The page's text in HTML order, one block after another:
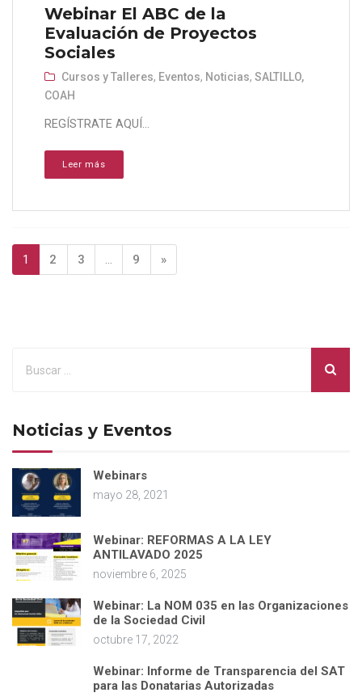
Webinar El ABC de la
Evaluación de Proyectos
Sociales
Cursos y Talleres, Eventos, Noticias, SALTILLO,
COAH
REGÍSTRATE AQUÍ...
Leer más
1 2 3 … 9 »
Noticias y Eventos
Webinars
mayo 28, 2021
Webinar: REFORMAS A LA LEY
ANTILAVADO 2025
noviembre 6, 2025
Webinar: La NOM 035 en las Organizaciones
de la Sociedad Civil
octubre 17, 2022
Webinar: Informe de Transparencia del SAT
para las Donatarias Autorizadas